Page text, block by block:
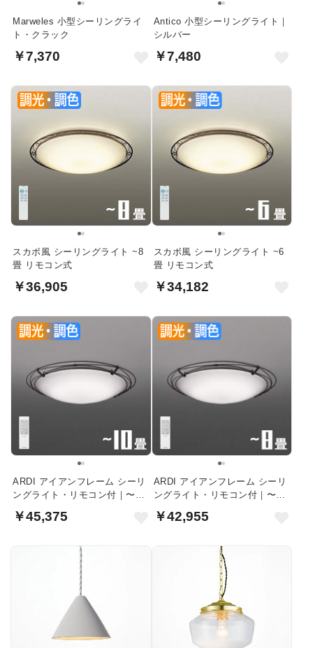
Marweles 小型シーリングライ
ト・クラック
￥7,370
Antico 小型シーリングライト｜
シルバー
￥7,480
スカボ風 シーリングライト ~8
畳 リモコン式
￥36,905
スカボ風 シーリングライト ~6
畳 リモコン式
￥34,182
ARDI アイアンフレーム シーリ
ングライト・リモコン付｜〜10
￥45,375
ARDI アイアンフレーム シーリ
ングライト・リモコン付｜〜8
￥42,955